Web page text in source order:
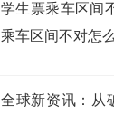
学生票乘车区间
乘车区间不对怎
全球新资讯：从